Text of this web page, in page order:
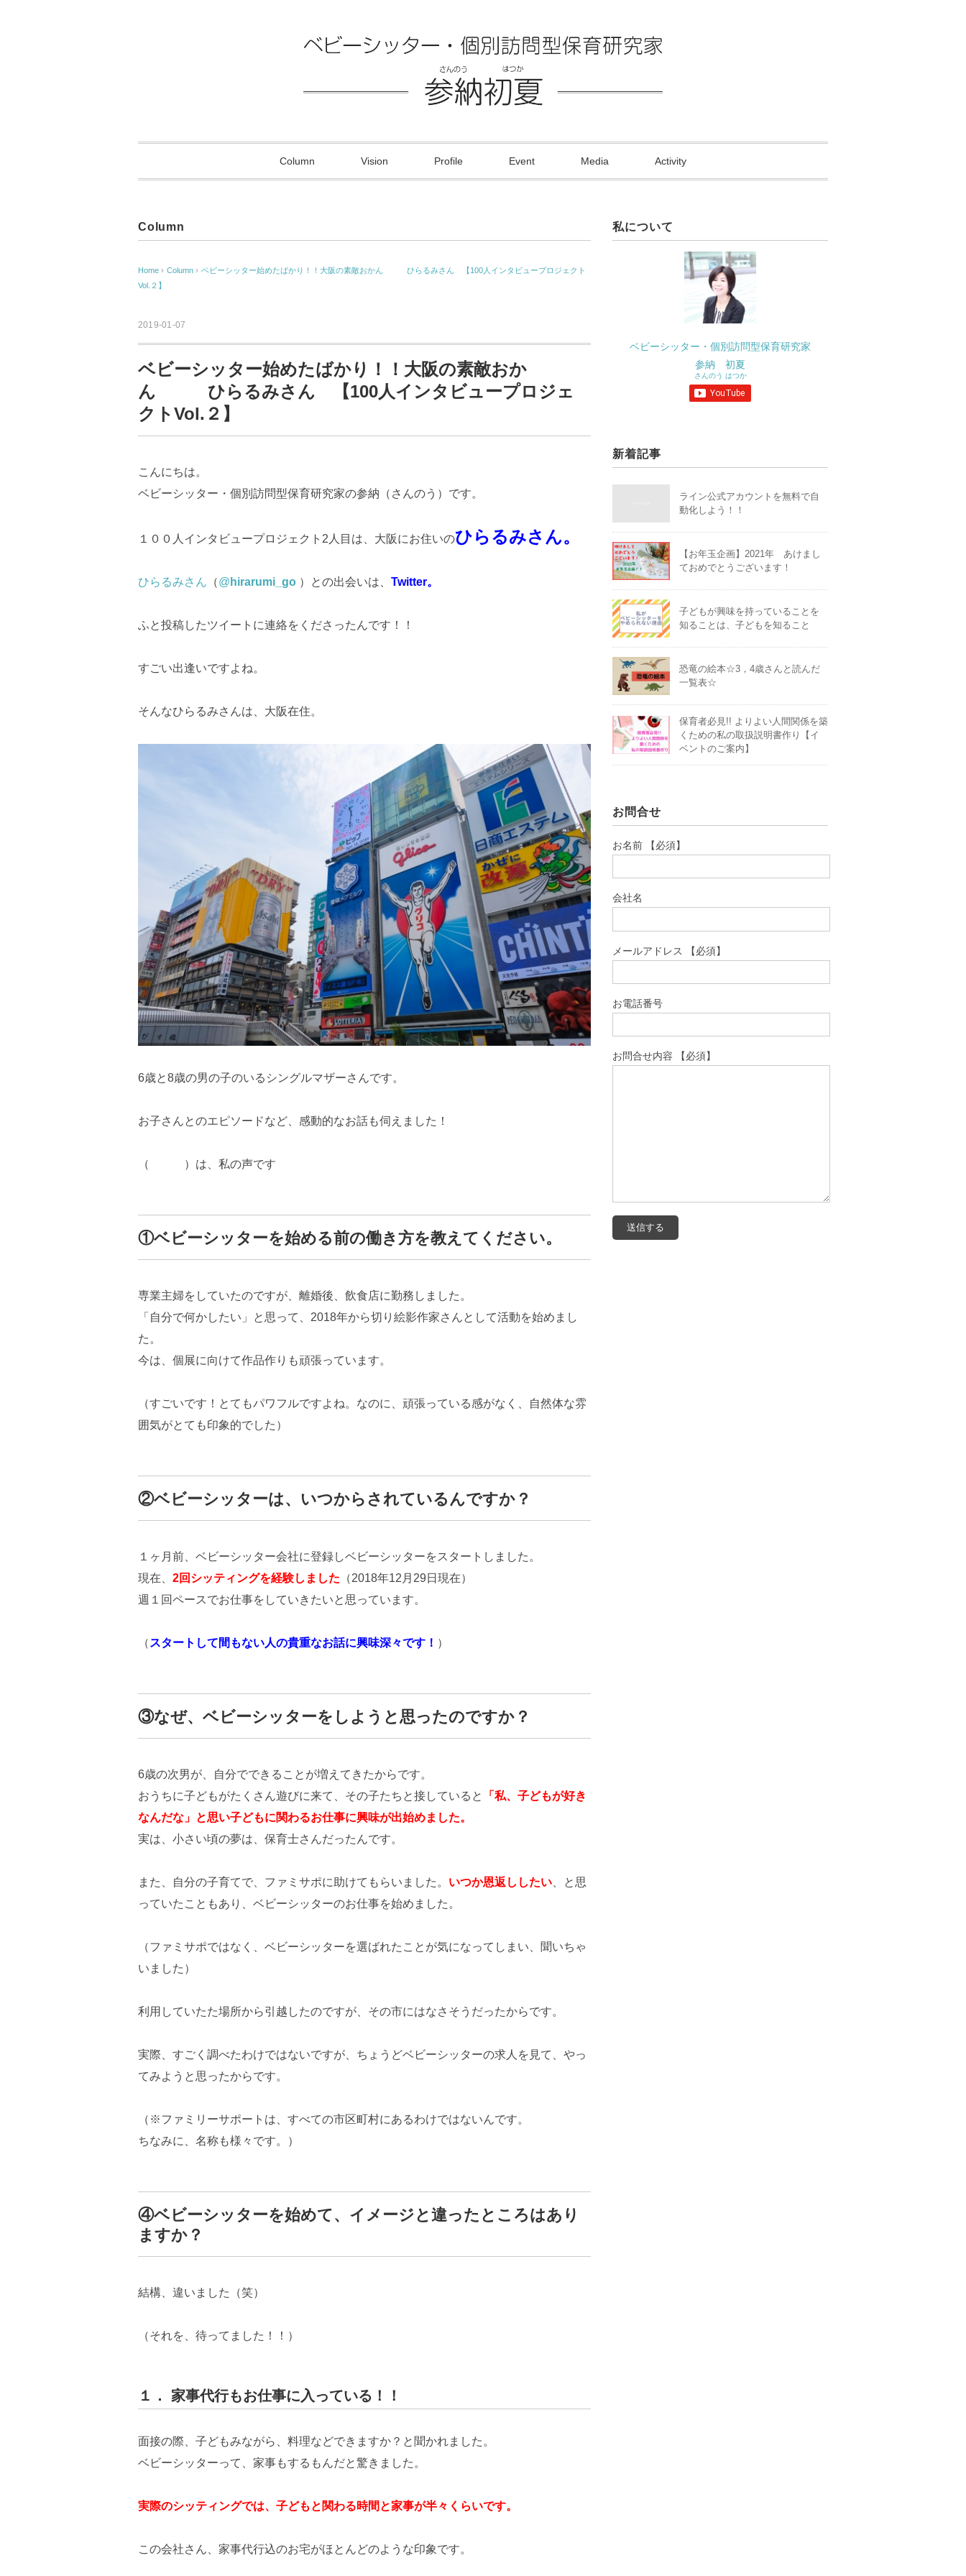
Column Vision Profile Event Media Activity
Column
Home › Column › ベビーシッター始めたばかり！！大阪の素敵おかん ひらるみさん 【100人インタビュープロジェクト
Vol.２】
2019-01-07
ベビーシッター始めたばかり！！大阪の素敵おか
ん ひらるみさん 【100人インタビュープロジェ
クトVol.２】
こんにちは。
ベビーシッター・個別訪問型保育研究家の参納（さんのう）です。
１００人インタビュープロジェクト2人目は、大阪にお住いのひらるみさん。
ひらるみさん （@ hirarumi_go ）との出会いは、 Twitter。
ふと投稿したツイートに連絡をくださったんです！！
すごい出逢いですよね。
そんなひらるみさんは、大阪在住。
6歳と8歳の男の子のいるシングルマザーさんです。
お子さんとのエピソードなど、感動的なお話も伺えました！
（ ）は、私の声です
①ベビーシッターを始める前の働き方を教えてください。
専業主婦をしていたのですが、離婚後、飲食店に勤務しました。
「自分で何かしたい」と思って、2018年から切り絵影作家さんとして活動を始めまし
た。
今は、個展に向けて作品作りも頑張っています。
（すごいです！とてもパワフルですよね。なのに、頑張っている感がなく、自然体な雰
囲気がとても印象的でした）
②ベビーシッターは、いつからされているんですか？
１ヶ月前、ベビーシッター会社に登録しベビーシッターをスタートしました。
現在、 2回シッティングを経験しました （2018年12月29日現在）
週１回ペースでお仕事をしていきたいと思っています。
（ スタートして間もない人の貴重なお話に興味深々です！ ）
③なぜ、ベビーシッターをしようと思ったのですか？
6歳の次男が、自分でできることが増えてきたからです。
おうちに子どもがたくさん遊びに来て、その子たちと接していると
「私、子どもが好き
なんだな」と思い子どもに関わるお仕事に興味が出始めました。
実は、小さい頃の夢は、保育士さんだったんです。
また、自分の子育てで、ファミサポに助けてもらいました。 いつか恩返ししたい 、と思
っていたこともあり、ベビーシッターのお仕事を始めました。
（ファミサポではなく、ベビーシッターを選ばれたことが気になってしまい、聞いちゃ
いました）
利用していたた場所から引越したのですが、その市にはなさそうだったからです。
実際、すごく調べたわけではないですが、ちょうどベビーシッターの求人を見て、やっ
てみようと思ったからです。
（※ファミリーサポートは、すべての市区町村にあるわけではないんです。
ちなみに、名称も様々です。）
④ベビーシッターを始めて、イメージと違ったところはあり
ますか？
結構、違いました（笑）
（それを、待ってました！！）
１． 家事代行もお仕事に入っている！！
面接の際、子どもみながら、料理などできますか？と聞かれました。
ベビーシッターって、家事もするもんだと驚きました。
実際のシッティングでは、子どもと関わる時間と家事が半々くらいです。
この会社さん、家事代行込のお宅がほとんどのような印象です。
私について
ベビーシッター・個別訪問型保育研究家
参納 初夏
さんのう はつか
新着記事
ライン公式アカウントを無料で自
動化しよう！！
【お年玉企画】2021年 あけまし
ておめでとうございます！
子どもが興味を持っていることを
知ることは、子どもを知ること
恐竜の絵本☆3，4歳さんと読んだ
一覧表☆
保育者必見!! よりよい人間関係を築
くための私の取扱説明書作り【イ
ベントのご案内】
お問合せ
お名前 【必須】
会社名
メールアドレス 【必須】
お電話番号
お問合せ内容 【必須】